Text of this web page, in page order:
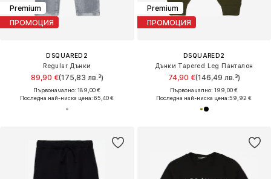
Premium
ПРОМОЦИЯ
DSQUARED2
Regular Дънки
89,90 €(175,83 лв.³)
Първоначално: 189,00 €
Последна най-ниска цена:65,40 €
Premium
ПРОМОЦИЯ
DSQUARED2
Дънки Tapered Leg Панталон
74,90 €(146,49 лв.³)
Първоначално: 199,00 €
Последна най-ниска цена:59,92 €